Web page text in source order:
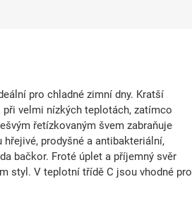
pro chladné zimní dny. Kratší
při velmi nízkých teplotách, zatímco
řetízkovaným švem zabraňuje
hřejivé, prodyšné a antibakteriální,
bačkor. Froté úplet a příjemný svěr
styl. V teplotní třídě C jsou vhodné pro